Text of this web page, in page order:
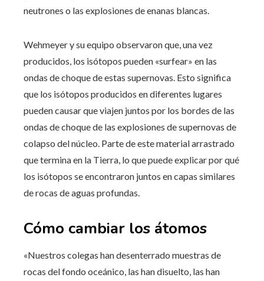
neutrones o las explosiones de enanas blancas.
Wehmeyer y su equipo observaron que, una vez
producidos, los isótopos pueden «surfear» en las
ondas de choque de estas supernovas. Esto significa
que los isótopos producidos en diferentes lugares
pueden causar que viajen juntos por los bordes de las
ondas de choque de las explosiones de supernovas de
colapso del núcleo. Parte de este material arrastrado
que termina en la Tierra, lo que puede explicar por qué
los isótopos se encontraron juntos en capas similares
de rocas de aguas profundas.
Cómo cambiar los átomos
«Nuestros colegas han desenterrado muestras de
rocas del fondo oceánico, las han disuelto, las han